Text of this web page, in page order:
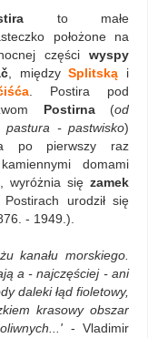
to małe
położone na
części wyspy
, międzySplitską i
. Postira pod
Postirna (od
pastura - pastwisko)
po pierwszy raz
domami
wyróżnia się zamek
urodził się
- 1949.).
kanału morskiego.
a - najczęściej - ani
daleki łąd fioletowy,
krasowy obszar
- Vladimir